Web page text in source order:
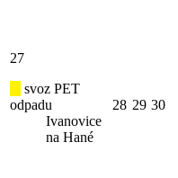
27
svoz PET
odpadu
Ivanovice
na Hané
28 29 30